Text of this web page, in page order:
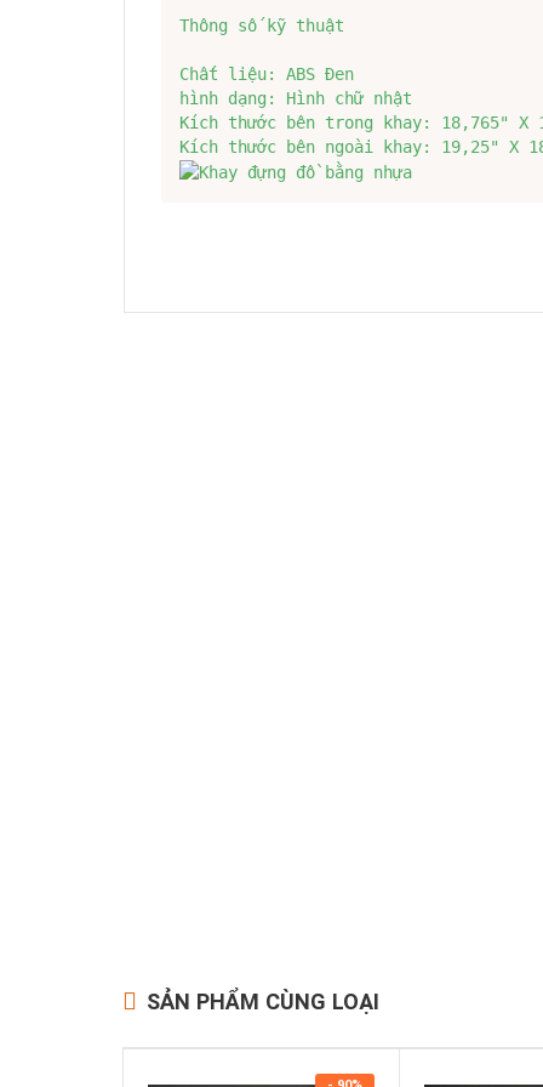
Thông số kỹ thuật
Chất liệu: ABS Đen
hình dạng: Hình chữ nhật
Kích thước bên trong khay: 18,765" X
Kích thước bên ngoài khay: 19,25" X
SẢN PHẨM CÙNG LOẠI